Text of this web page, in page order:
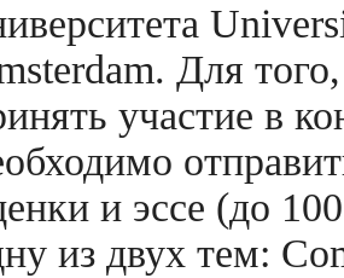
Для
участие в
и эссе (до
из двух тем: